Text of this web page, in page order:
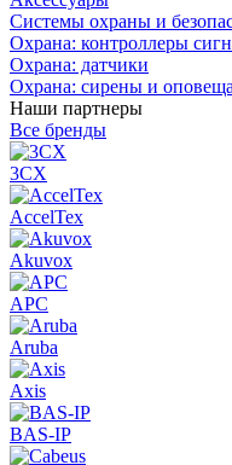
Системы охраны и
Охрана: контроллеры
Охрана: датчики
Охрана: сирены и
Наши партнеры
Все бренды
3CX
AccelTex
Akuvox
APC
Aruba
Axis
BAS-IP